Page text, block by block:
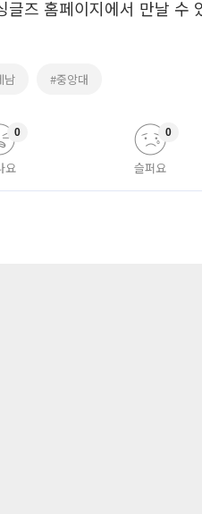
즈 홈페이지에서 만날 수
남 #중앙대
요
0
슬퍼요
0